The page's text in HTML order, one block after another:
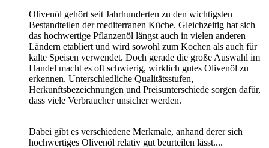
Olivenöl gehört seit Jahrhunderten zu den wichtigsten
Bestandteilen der mediterranen Küche. Gleichzeitig hat sich
das hochwertige Pflanzenöl längst auch in vielen anderen
Ländern etabliert und wird sowohl zum Kochen als auch für
kalte Speisen verwendet. Doch gerade die große Auswahl im
Handel macht es oft schwierig, wirklich gutes Olivenöl zu
erkennen. Unterschiedliche Qualitätsstufen,
Herkunftsbezeichnungen und Preisunterschiede sorgen dafür,
dass viele Verbraucher unsicher werden.
Dabei gibt es verschiedene Merkmale, anhand derer sich
hochwertiges Olivenöl relativ gut beurteilen lässt....